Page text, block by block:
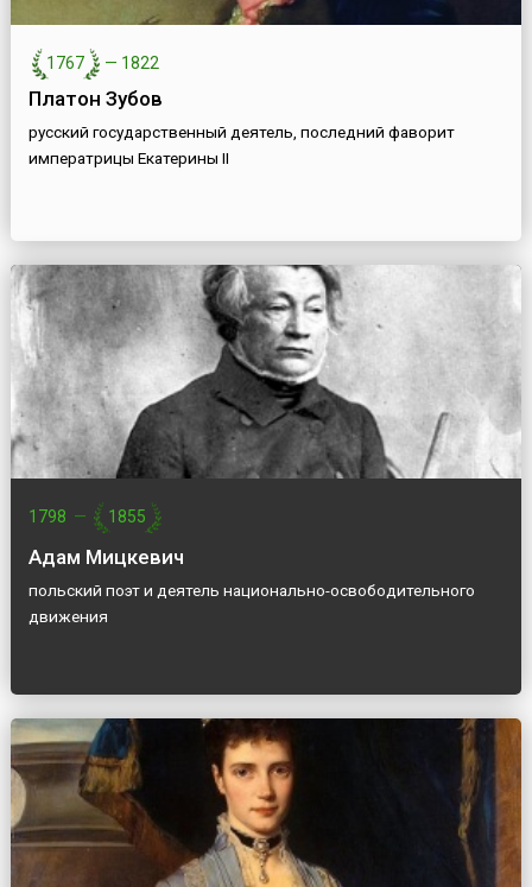
1767 — 1822
Платон Зубов
русский государственный деятель, последний фаворит
императрицы Екатерины II
1798 — 1855
Адам Мицкевич
польский поэт и деятель национально-освободительного
движения